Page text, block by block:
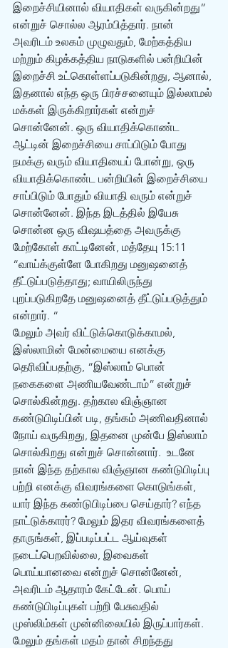
இறைச்சியினால் வியாதிகள் வருகின்றது”
என்றுச் சொல்ல ஆரம்பித்தார். நான்
அவரிடம் உலகம் முழுவதும், மேற்கத்திய
மற்றும் கிழக்கத்திய நாடுகளில் பன்றியின்
இறைச்சி உட்கொள்ளப்படுகின்றது, ஆனால்,
இதனால் எந்த ஒரு பிரச்சனையும் இல்லாமல்
மக்கள் இருக்கிறார்கள் என்றுச்
சொன்னேன். ஒரு வியாதிக்கொண்ட
ஆட்டின் இறைச்சியை சாப்பிடும் போது
நமக்கு வரும் வியாதியைப் போன்று, ஒரு
வியாதிக்கொண்ட பன்றியின் இறைச்சியை
சாப்பிடும் போதும் வியாதி வரும் என்றுச்
சொன்னேன். இந்த இடத்தில் இயேசு
சொன்ன ஒரு விஷயத்தை அவருக்கு
மேற்கோள் காட்டினேன், மத்தேயு 15:11
“வாய்க்குள்ளே போகிறது மனுஷனைத்
தீட்டுப்படுத்தாது; வாயிலிருந்து
புறப்படுகிறதே மனுஷனைத் தீட்டுப்படுத்தும்
என்றார். “
மேலும் அவர் விட்டுக்கொடுக்காமல்,
இஸ்லாமின் மேன்மையை எனக்கு
தெரிவிப்பதற்கு, “இஸ்லாம் பொன்
நகைகளை அணியவேண்டாம்” என்றுச்
சொல்கின்றது. தற்கால விஞ்ஞான
கண்டுபிடிப்பின் படி, தங்கம் அணிவதினால்
நோய் வருகிறது, இதனை முன்பே இஸ்லாம்
சொல்கிறது என்றுச் சொன்னார்.  உடனே
நான் இந்த தற்கால விஞ்ஞான கண்டுபிடிப்பு
பற்றி எனக்கு விவரங்களை கொடுங்கள்,
யார் இந்த கண்டுபிடிப்பை செய்தார்? எந்த
நாட்டுக்காரர்? மேலும் இதர விவரங்களைத்
தாருங்கள், இப்படிப்பட்ட ஆய்வுகள்
நடைப்பெறவில்லை, இவைகள்
பொய்யானவை என்றுச் சொன்னேன்,
அவரிடம் ஆதாரம் கேட்டேன். பொய்
கண்டுபிடிப்புகள் பற்றி பேசுவதில்
முஸ்லிம்கள் முன்னிலையில் இருப்பார்கள்.
மேலும் தங்கள் மதம் தான் சிறந்தது